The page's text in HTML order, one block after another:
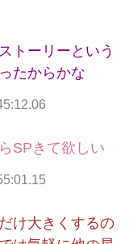
トーリーという
たからかな
SPきて欲しい
け大きくするの